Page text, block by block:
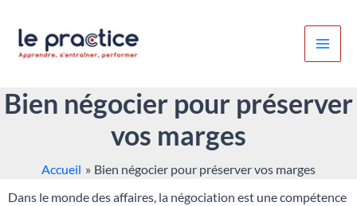
contenu
Bien négocier pour préserver
vos marges
Accueil
Bien négocier pour préserver vos marges
Dans le monde des affaires, la négociation est une compétence